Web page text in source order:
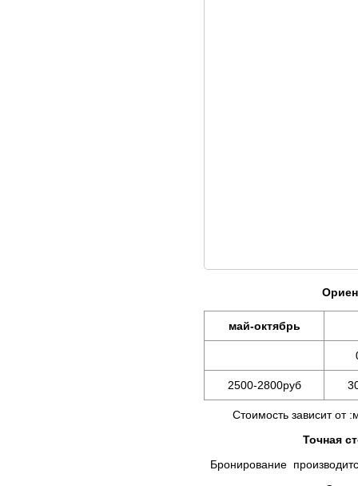
май-октябрь
2500-2800руб
Стоимость зависит от
Точная
Бронирование